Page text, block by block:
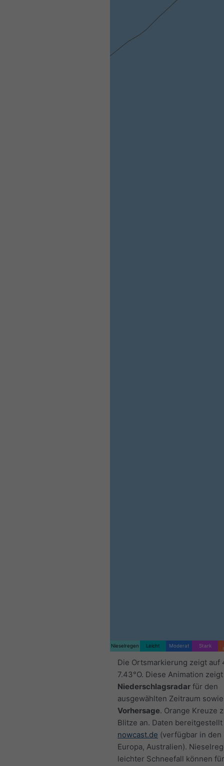
Nieselregen Leicht Moderat Stark
Die Ortsmarkierung zeigt auf
7.43°O. Diese Animation
Niederschlagsradar für den
ausgewählten Zeitraum
Vorhersage. Orange Kreuze
Blitze an. Daten
nowcast.de (verfügbar in den
Europa, Australien).
leichter Schneefall können